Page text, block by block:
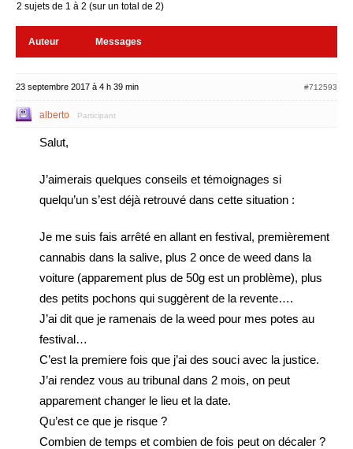
2 sujets de 1 à 2 (sur un total de 2)
Auteur Messages
23 septembre 2017 à 4 h 39 min #712593
alberto Participant
Salut,
J’aimerais quelques conseils et témoignages si
quelqu’un s’est déjà retrouvé dans cette situation :
Je me suis fais arrêté en allant en festival, premièrement
cannabis dans la salive, plus 2 once de weed dans la
voiture (apparement plus de 50g est un problème), plus
des petits pochons qui suggèrent de la revente….
J’ai dit que je ramenais de la weed pour mes potes au
festival…
C’est la premiere fois que j’ai des souci avec la justice.
J’ai rendez vous au tribunal dans 2 mois, on peut
apparement changer le lieu et la date.
Qu’est ce que je risque ?
Combien de temps et combien de fois peut on décaler ?